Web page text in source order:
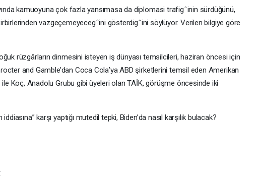
kamuoyuna çok fazla yansımasa da diplomasi trafigˆinin sürdüğünü,
vazgeçemeyecegˆini gösterdigˆini söylüyor. Verilen bilgiye göre
rüzgârların dinmesini isteyen iş dünyası temsilcileri, haziran öncesi için
and Gamble’dan Coca Cola’ya ABD şirketlerini temsil eden Amerikan
Koç, Anadolu Grubu gibi üyeleri olan TAİK, görüşme öncesinde iki
iddiasına” karşı yaptığı mutedil tepki, Biden’da nasıl karşılık bulacak?